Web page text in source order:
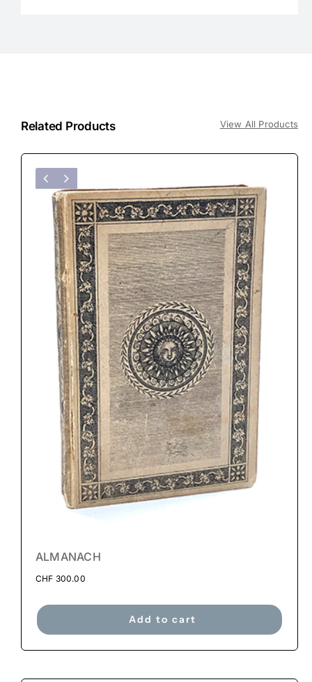
Related Products View All Products
ALMANACH
CHF 300.00
Add to cart